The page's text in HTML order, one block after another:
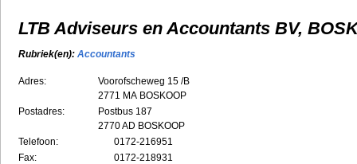
LTB Adviseurs en Accountants BV,
Rubriek(en): Accountants
Adres:
Voorofscheweg 15 /B
2771 MA BOSKOOP
Postadres:
Postbus 187
2770 AD BOSKOOP
Telefoon:
0172-216951
Fax:
0172-218931